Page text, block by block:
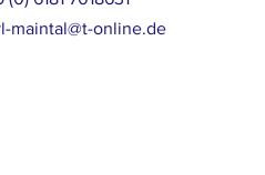
maintal@t-online.de